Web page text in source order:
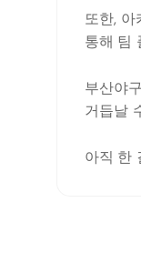
또한,
통해 팀
부산야
거듭날
아직 한